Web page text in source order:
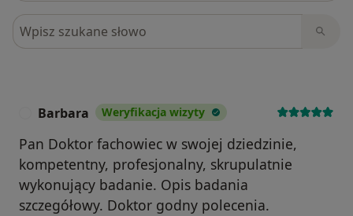
Szukaj w opiniach
Barbara Weryfikacja wizyty
Pan Doktor fachowiec w swojej dziedzinie,
kompetentny, profesjonalny, skrupulatnie
wykonujący badanie. Opis badania
szczegółowy. Doktor godny polecenia.